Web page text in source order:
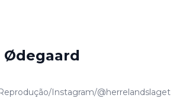
Ødegaard
Instagram/@herrelandslaget